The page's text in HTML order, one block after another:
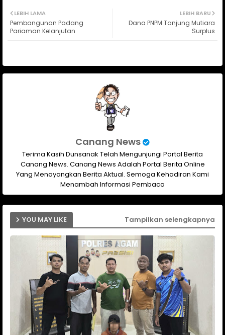
ats
LEBIH BARU
Dana PNPM Tanjung Mutiara
Surplus
LEBIH LAMA
Pembangunan Padang
Pariaman Kelanjutan
Canang News
Terima Kasih Dunsanak Telah Mengunjungi Portal Berita
Canang News. Canang News Adalah Portal Berita Online
Yang Menayangkan Berita Aktual. Semoga Kehadiran Kami
Menambah Informasi Pembaca
YOU MAY LIKE Tampilkan selengkapnya